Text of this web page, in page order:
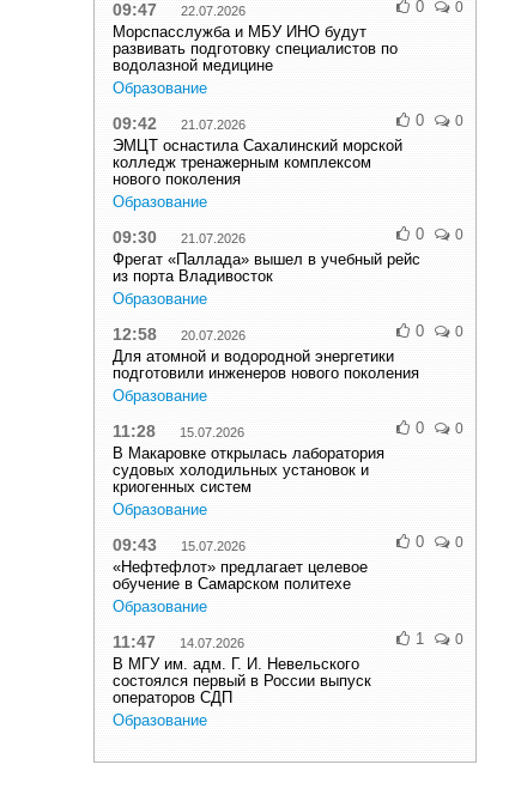
09:47 22.07.2026
Морспасслужба и МБУ ИНО будут
развивать подготовку специалистов по
водолазной медицине
Образование
0 0
09:42 21.07.2026
ЭМЦТ оснастила Сахалинский морской
колледж тренажерным комплексом
нового поколения
Образование
0 0
09:30 21.07.2026
Фрегат «Паллада» вышел в учебный рейс
из порта Владивосток
Образование
0 0
12:58 20.07.2026
Для атомной и водородной энергетики
подготовили инженеров нового поколения
Образование
0 0
11:28 15.07.2026
В Макаровке открылась лаборатория
судовых холодильных установок и
криогенных систем
Образование
0 0
09:43 15.07.2026
«Нефтефлот» предлагает целевое
обучение в Самарском политехе
Образование
0 0
11:47 14.07.2026
В МГУ им. адм. Г. И. Невельского
состоялся первый в России выпуск
операторов СДП
Образование
1 0